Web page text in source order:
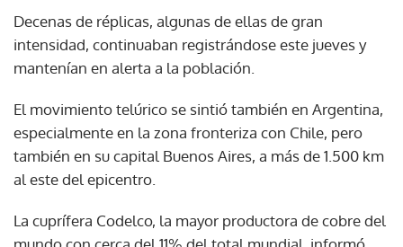
Decenas de réplicas, algunas de ellas de gran
intensidad, continuaban registrándose este jueves y
mantenían en alerta a la población.
El movimiento telúrico se sintió también en Argentina,
especialmente en la zona fronteriza con Chile, pero
también en su capital Buenos Aires, a más de 1.500 km
al este del epicentro.
La cuprífera Codelco, la mayor productora de cobre del